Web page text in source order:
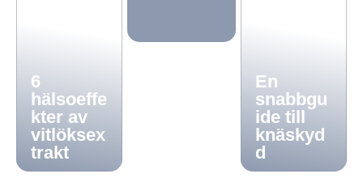
6
hälsoeffe
kter av
vitlöksex
trakt
En
snabbgu
ide till
knäskyd
d